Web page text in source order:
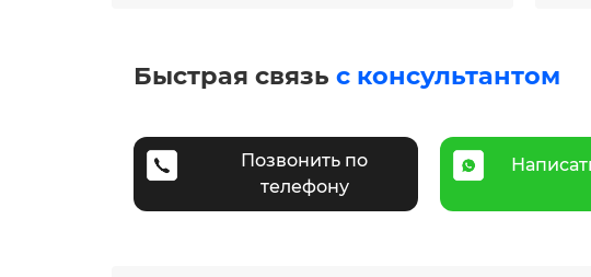
Быстрая связь с консультантом
Позвонить по
телефону